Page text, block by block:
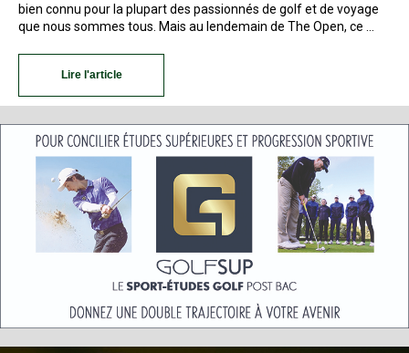
bien connu pour la plupart des passionnés de golf et de voyage
que nous sommes tous. Mais au lendemain de The Open, ce …
Lire l'article